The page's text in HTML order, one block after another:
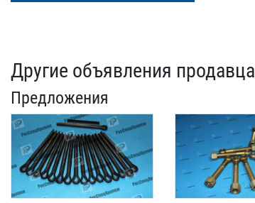
Другие объявления продавца
Предложения